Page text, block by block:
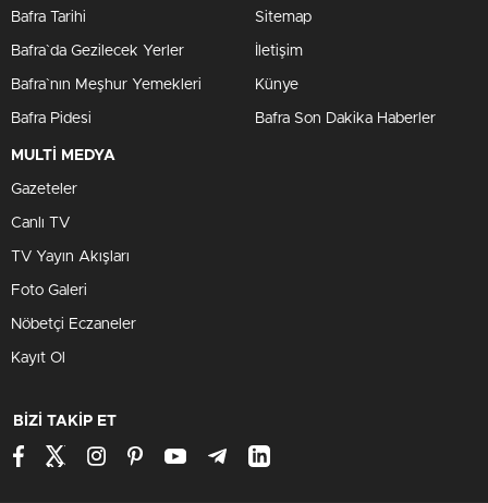
Bafra Tarihi
Bafra`da Gezilecek Yerler
Bafra`nın Meşhur Yemekleri
Bafra Pidesi
Sitemap
İletişim
Künye
Bafra Son Dakika Haberler
MULTİ MEDYA
Gazeteler
Canlı TV
TV Yayın Akışları
Foto Galeri
Nöbetçi Eczaneler
Kayıt Ol
BİZİ TAKİP ET